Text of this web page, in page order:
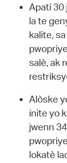
Apati 30
la te
kalite,
salè, ak
Alòske
inite yo
jwenn
lokatè